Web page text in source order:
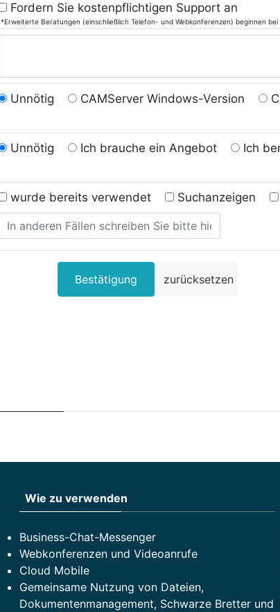
Fordern Sie kostenpflichtigen Support an
*Erweiterte Beratungen (einschließlich Telefon- und Webkonferenzen) beginnen
Unnötig CAMServer Windows-Version
Unnötig Ich brauche ein Angebot Ich
wurde bereits verwendet Suchanzeigen
Wie zu verwenden
Business-Chat-Messenger
Webkonferenzen und Videoanrufe
Cloud Mobile
Gemeinsame Nutzung von Dateien,
Dokumentenmanagement, Schwarze Bretter und